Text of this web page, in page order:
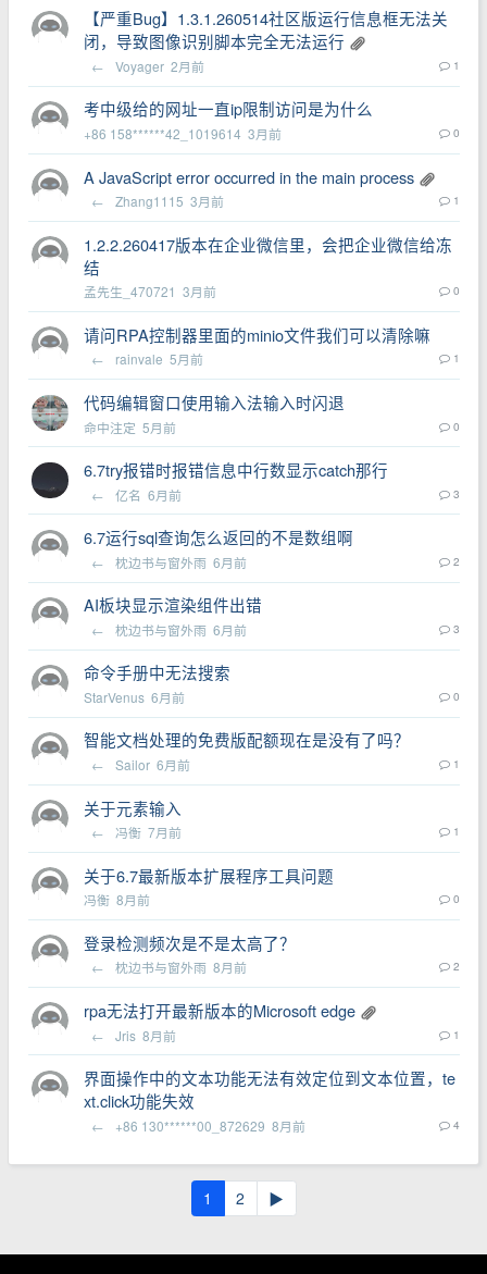
【严重Bug】1.3.1.260514社区版运行信息框无法关
闭，导致图像识别脚本完全无法运行
← Voyager 2月前 1
考中级给的网址一直ip限制访问是为什么
+86 158******42_1019614 3月前 0
A JavaScript error occurred in the main process
← Zhang1115 3月前 1
1.2.2.260417版本在企业微信里，会把企业微信给冻
结
孟先生_470721 3月前 0
请问RPA控制器里面的minio文件我们可以清除嘛
← rainvale 5月前 1
代码编辑窗口使用输入法输入时闪退
命中注定 5月前 0
6.7try报错时报错信息中行数显示catch那行
← 亿名 6月前 3
6.7运行sql查询怎么返回的不是数组啊
← 枕边书与窗外雨 6月前 2
AI板块显示渲染组件出错
← 枕边书与窗外雨 6月前 3
命令手册中无法搜索
StarVenus 6月前 0
智能文档处理的免费版配额现在是没有了吗？
← Sailor 6月前 1
关于元素输入
← 冯衡 7月前 1
关于6.7最新版本扩展程序工具问题
冯衡 8月前 0
登录检测频次是不是太高了？
← 枕边书与窗外雨 8月前 2
rpa无法打开最新版本的Microsoft edge
← Jris 8月前 1
界面操作中的文本功能无法有效定位到文本位置，te
xt.click功能失效
← +86 130******00_872629 8月前 4
1 2 ▶